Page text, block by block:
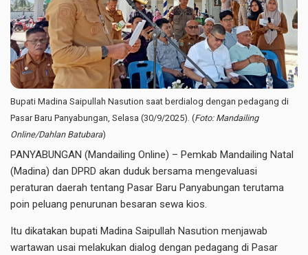
Bupati Madina Saipullah Nasution saat berdialog dengan pedagang di
Pasar Baru Panyabungan, Selasa (30/9/2025). (Foto: Mandailing
Online/Dahlan Batubara)
PANYABUNGAN (Mandailing Online) – Pemkab Mandailing Natal
(Madina) dan DPRD akan duduk bersama mengevaluasi
peraturan daerah tentang Pasar Baru Panyabungan terutama
poin peluang penurunan besaran sewa kios.
Itu dikatakan bupati Madina Saipullah Nasution menjawab
wartawan usai melakukan dialog dengan pedagang di Pasar